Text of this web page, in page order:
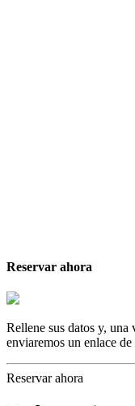
Reservar ahora
Rellene sus datos y,
enviaremos un enlace de
Reservar ahora